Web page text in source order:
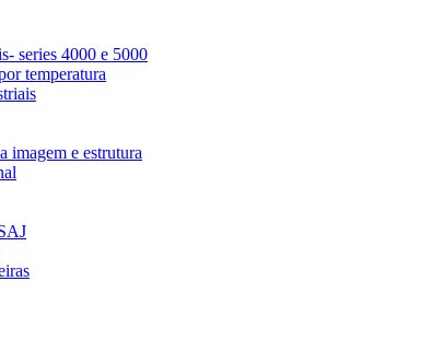
series 4000 e 5000
temperatura
imagem e estrutura